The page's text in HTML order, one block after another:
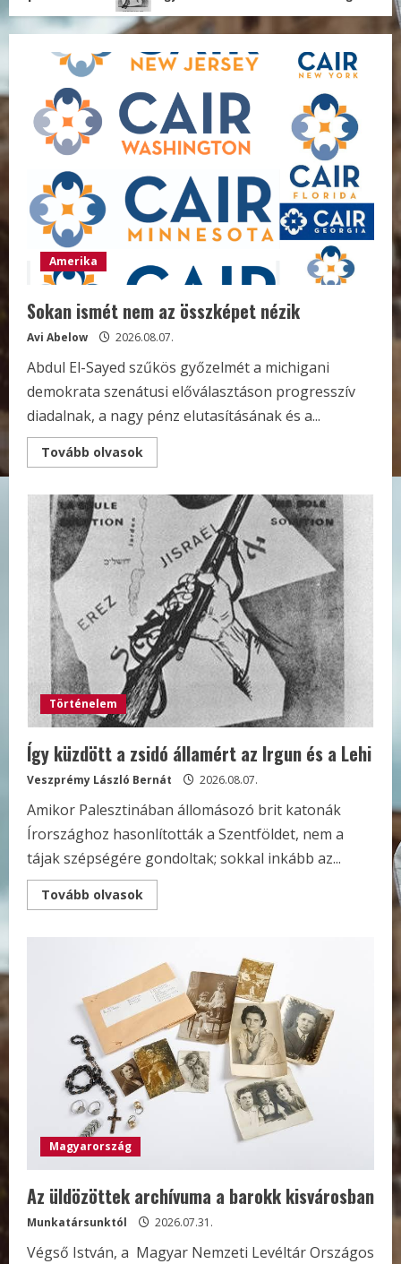
Amerika
Sokan ismét nem az összképet nézik
Avi Abelow 2026.08.07.
Abdul El-Sayed szűkös győzelmét a michigani
demokrata szenátusi előválasztáson progresszív
diadalnak, a nagy pénz elutasításának és a...
Tovább olvasok
more
ismét
nem
az
összképet
nézik
Történelem
Így küzdött a zsidó államért az Irgun és a Lehi
Veszprémy László Bernát 2026.08.07.
Amikor Palesztinában állomásozó brit katonák
Írországhoz hasonlították a Szentföldet, nem a
tájak szépségére gondoltak; sokkal inkább az...
Tovább olvasok
more
zsidó
államért
az
Irgun
a
Lehi
Magyarország
Az üldözöttek archívuma a barokk kisvárosban
Munkatársunktól 2026.07.31.
Végső István, a Magyar Nemzeti Levéltár Országos